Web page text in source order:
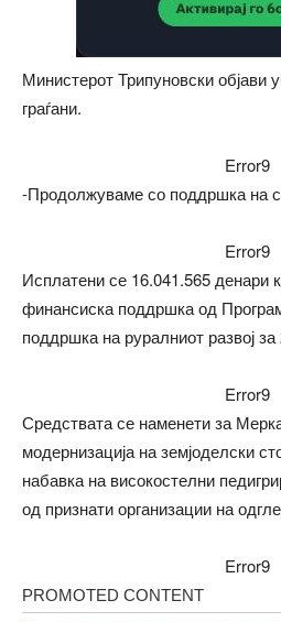
Министерот Трипуновски објави
граѓани.
Error9
-Продолжуваме со поддршка на
Error9
Исплатени се 16.041.565 денари
финансиска поддршка од
поддршка на руралниот развој за
Error9
Средствата се наменети за
модернизација на земјоделски
набавка на високостелни
од признати организации на
Error9